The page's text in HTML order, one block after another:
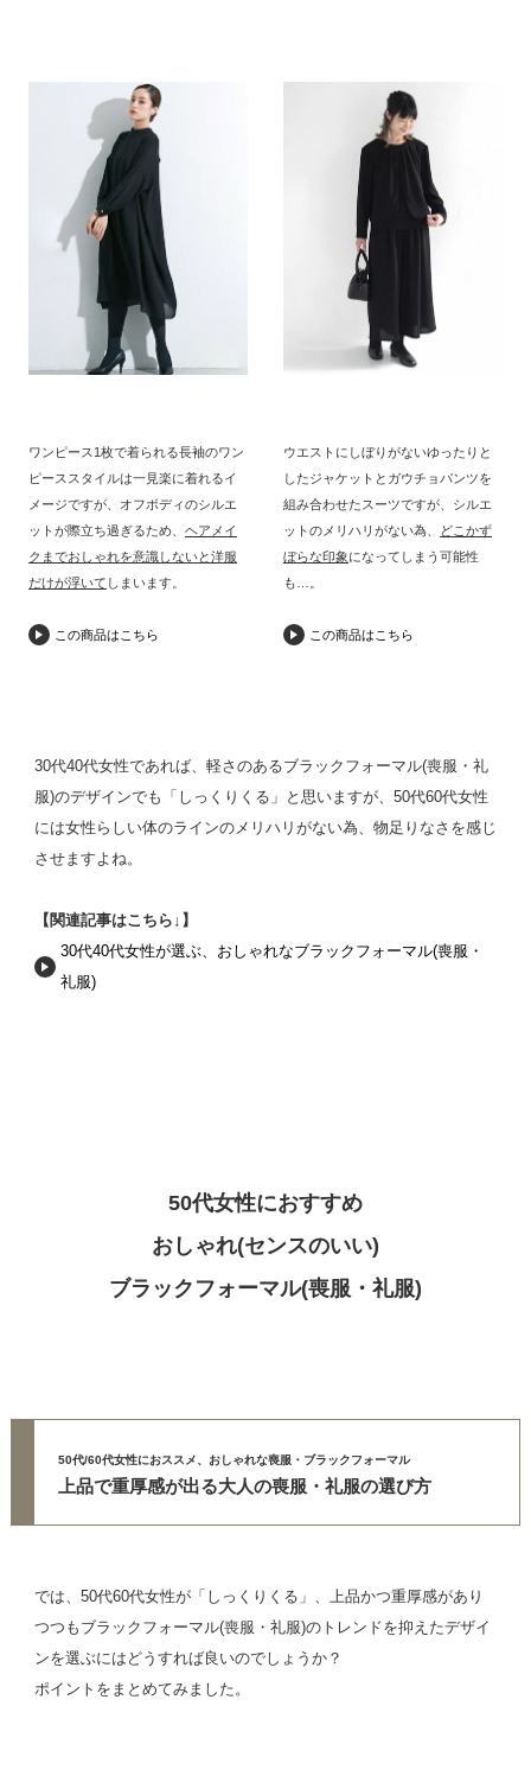
ワンピース1枚で着られる長袖のワン
ピーススタイルは一見楽に着れるイ
メージですが、オフボディのシルエ
ットが際立ち過ぎるため、 ヘアメイ
クまでおしゃれを意識しないと洋服
だけが浮いて しまいます。
この商品はこちら
ウエストにしぼりがないゆったりと
したジャケットとガウチョパンツを
組み合わせたスーツですが、シルエ
ットのメリハリがない為、
どこかず
ぼらな印象になってしまう可能性
も…。
この商品はこちら
30代40代女性であれば、軽さのあるブラックフォーマル(喪服・礼
服)のデザインでも「しっくりくる」と思いますが、50代60代女性
には女性らしい体のラインのメリハリがない為、物足りなさを感じ
させますよね。
【関連記事はこちら↓】
30代40代女性が選ぶ、おしゃれなブラックフォーマル(喪服・
礼服)
50代女性におすすめ
おしゃれ(センスのいい)
ブラックフォーマル(喪服・礼服)
50代/60代女性におススメ、おしゃれな喪服・ブラックフォーマル
上品で重厚感が出る大人の喪服・礼服の選び方
では、50代60代女性が「しっくりくる」、上品かつ重厚感があり
つつもブラックフォーマル(喪服・礼服)のトレンドを抑えたデザイ
ンを選ぶにはどうすれば良いのでしょうか？
ポイントをまとめてみました。